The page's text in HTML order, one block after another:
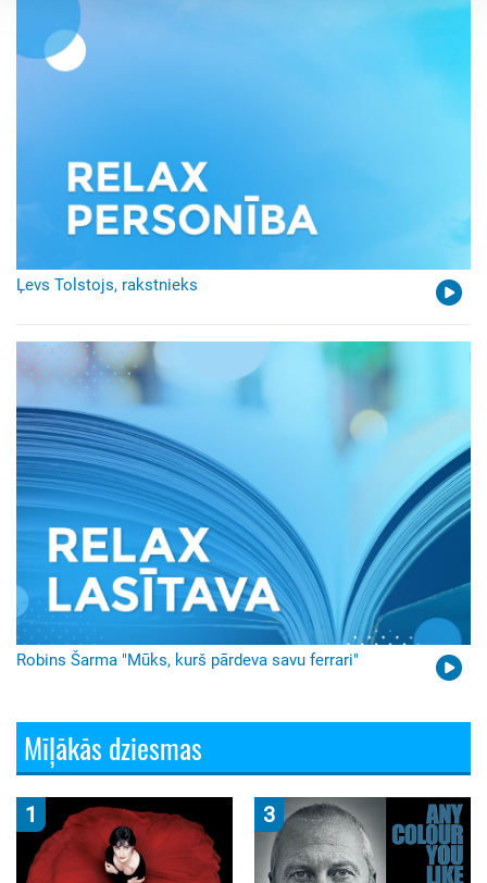
Ļevs Tolstojs, rakstnieks
Robins Šarma "Mūks, kurš pārdeva savu ferrari"
Mīļākās dziesmas
1 3